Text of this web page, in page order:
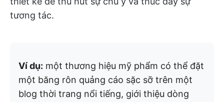
tương tác.
Ví dụ: một thương hiệu mỹ phẩm có thể đặt
một băng rôn quảng cáo sặc sỡ trên một
blog thời trang nổi tiếng, giới thiệu dòng